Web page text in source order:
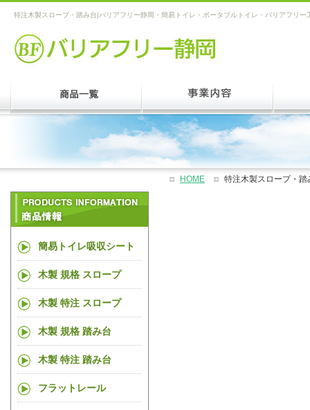
特注木製スロープ・踏み台|バリアフリー静岡・簡易トイレ・ポータブルトイレ・バリアフリ
HOME 特注木製スロープ・踏
簡易トイレ吸収シート
木製 規格 スロープ
木製 特注 スロープ
木製 規格 踏み台
木製 特注 踏み台
フラットレール